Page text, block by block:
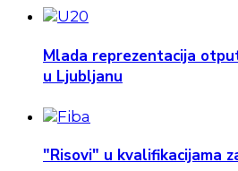
Mlada reprezentacija
u Ljubljanu
"Risovi" u kvalifikacijama